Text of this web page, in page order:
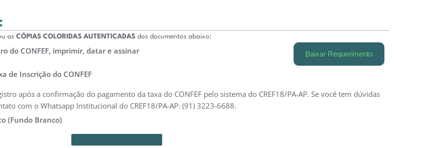
asCÓPIAS COLORIDAS AUTENTICADASdos documentos abaixo:
do CONFEF, imprimir, datar e assinar Baixar Requerimento
de Inscrição do CONFEF
após a confirmação do pagamento da taxa do CONFEF pelo sistema do CREF18/PA-AP. Se você tem dúvidas
com o Whatsapp Institucional do CREF18/PA-AP: (91) 3223-6688.
(Fundo Branco)